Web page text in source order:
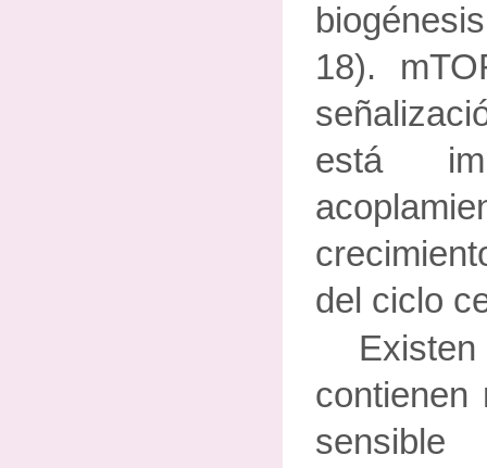
18).
está
del ciclo
contienen